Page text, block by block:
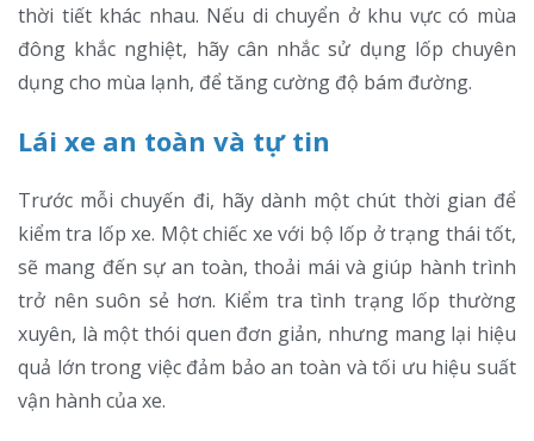
thời tiết khác nhau. Nếu di chuyển ở khu vực có mùa
đông khắc nghiệt, hãy cân nhắc sử dụng lốp chuyên
dụng cho mùa lạnh, để tăng cường độ bám đường.
Lái xe an toàn và tự tin
Trước mỗi chuyến đi, hãy dành một chút thời gian để
kiểm tra lốp xe. Một chiếc xe với bộ lốp ở trạng thái tốt,
sẽ mang đến sự an toàn, thoải mái và giúp hành trình
trở nên suôn sẻ hơn. Kiểm tra tình trạng lốp thường
xuyên, là một thói quen đơn giản, nhưng mang lại hiệu
quả lớn trong việc đảm bảo an toàn và tối ưu hiệu suất
vận hành của xe.